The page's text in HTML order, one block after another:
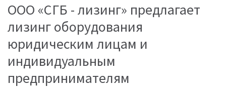
бизнеса. Мы
учитываем не только
финансовые
показатели, но и
ООО «СГБ - лизинг» предлагает
лизинг оборудования
юридическим лицам и
индивидуальным
предпринимателям